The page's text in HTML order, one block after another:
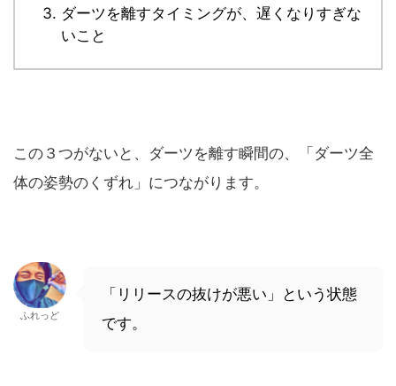
ダーツを離すタイミングが、遅くなりすぎな
いこと
この３つがないと、ダーツを離す瞬間の、「ダーツ全
体の姿勢のくずれ」につながります。
ふれっど
「リリースの抜けが悪い」という状態
です。